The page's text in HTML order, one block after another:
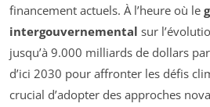
financement actuels. À l’heure où le
intergouvernemental sur
jusqu’à 9.000 milliards de dollars
d’ici 2030 pour affronter les défis
crucial d’adopter des approches